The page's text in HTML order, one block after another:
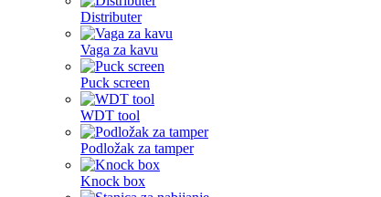
Distributer
Vaga za kavu
Puck screen
WDT tool
Podložak za tamper
Knock box